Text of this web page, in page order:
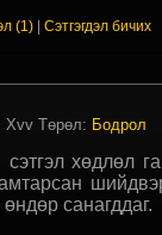
(1)| Сэтгэгдэл бичих
Төрөл: Бодрол
хөдлөл
санагддаг.